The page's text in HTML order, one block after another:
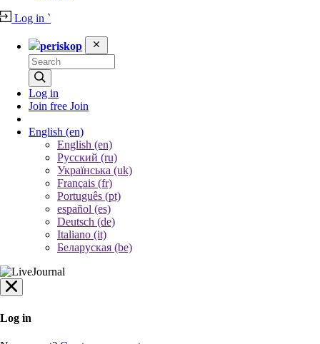
Log in `
periskop
Log in
Join free Join
English (en)
English (en)
Русский (ru)
Українська (uk)
Français (fr)
Português (pt)
español (es)
Deutsch (de)
Italiano (it)
Беларуская (be)
Log in